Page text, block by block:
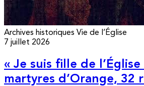
Archives historiques Vie de l’Église
7 juillet 2026
« Je suis fille de l’Église
martyres d’Orange, 32